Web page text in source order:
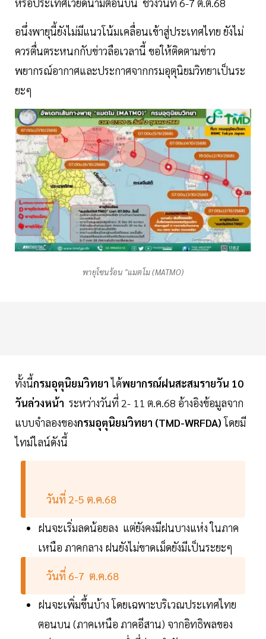
หรือประเทศเวียดนามตอนบน ช่วงวันที่ 6-7 ต.ต.68
อนึ่งพายุนี้ยังไม่มีแนวโน้มเคลื่อนเข้าสู่ประเทศไทย ยังไม่
ควรตื่นตระหนกกับข่าวลือเวลานี้ ขอให้ติดตามข่าว
พยากรณ์อากาศและประกาศจากกรมอุตุนิยมวิทยาเป็นระ
ยะๆ
พายุโซนร้อน "แมตโม (MATMO)
ทั้งนี้กรมอุตุนิยมวิทยาได้พยากรณ์ฝนสะสมรายวัน 10
วันล่วงหน้า ระหว่างวันที่ 2- 11 ต.ค.68 อ้างอิงข้อมูลจาก
แบบจำลองของกรมอุตุนิยมวิทยา (TMD-WRFDA)โดยมี
ไทม์ไลน์ดังนี้
วันที่ 2-5 ต.ค.68
ฝนจะเริ่มลดน้อยลง แต่ยังคงมีฝนบางแห่ง ในภาค
เหนือ ภาคกลาง ฝนยังไม่ขาดเม็ดยังมีเป็นระยะๆ
วันที่ 6-7 ต.ค.68
ฝนจะเพิ่มขึ้นบ้าง โดยเฉพาะบริเวณประเทศไทย
ตอนบน (ภาคเหนือ ภาคอีสาน) จากอิทธิพลของ